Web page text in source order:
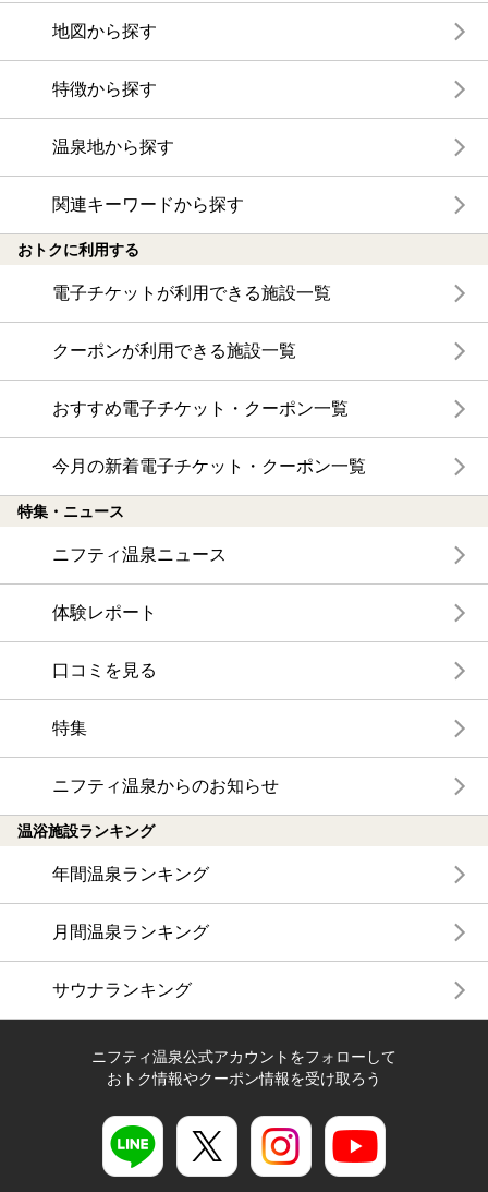
地図から探す
特徴から探す
温泉地から探す
関連キーワードから探す
おトクに利用する
電子チケットが利用できる施設一覧
クーポンが利用できる施設一覧
おすすめ電子チケット・クーポン一覧
今月の新着電子チケット・クーポン一覧
特集・ニュース
ニフティ温泉ニュース
体験レポート
口コミを見る
特集
ニフティ温泉からのお知らせ
温浴施設ランキング
年間温泉ランキング
月間温泉ランキング
サウナランキング
ニフティ温泉公式アカウントをフォローして
おトク情報やクーポン情報を受け取ろう